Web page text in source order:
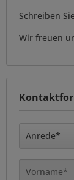
Schreiben
Wir freuen